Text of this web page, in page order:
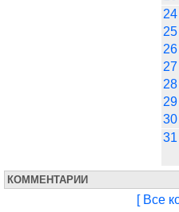
24
25
26
27
28
29
30
31
КОММЕНТАРИИ
[ Все